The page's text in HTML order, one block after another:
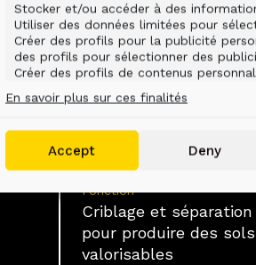
Stocker et/ou accéder à des
Utiliser des données limitées pour
Créer des profils pour la publicité
des profils pour sélectionner des
Créer des profils de contenus
profils pour sélectionner des contenus
Développer et améliorer les services,
Mettre en correspondance et combiner
données à partir d’autres sources de
données, Relier différents appareils,
les appareils en fonction des
transmises automatiquement.
En savoir plus sur ces finalités
Accept Deny
Fonction
Criblage et
pour produire des
valorisables